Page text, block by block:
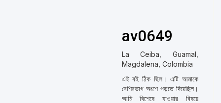
av0649
La Ceiba, Guamal,
Magdalena, Colombia
এই বই ঠিক ছিল। এটি আমাকে
বেশিরভাগ অংশে পড়তে দিয়েছিল।
আমি বিশেষে যাওয়ার বিষয়ে